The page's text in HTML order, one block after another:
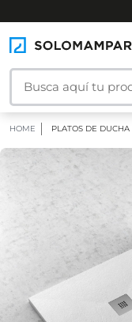
HOME PLATOS DE DUCHA